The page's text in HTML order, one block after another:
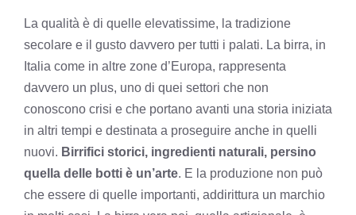
La qualità è di quelle elevatissime, la tradizione
secolare e il gusto davvero per tutti i palati. La birra, in
Italia come in altre zone d’Europa, rappresenta
davvero un plus, uno di quei settori che non
conoscono crisi e che portano avanti una storia iniziata
in altri tempi e destinata a proseguire anche in quelli
nuovi. Birrifici storici, ingredienti naturali, persino
quella delle botti è un’arte. E la produzione non può
che essere di quelle importanti, addirittura un marchio